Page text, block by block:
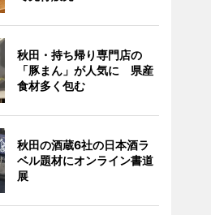
秋田・持ち帰り専門店の
「豚まん」が人気に 県産
食材多く包む
秋田の酒蔵6社の日本酒ラ
ベル題材にオンライン書道
展